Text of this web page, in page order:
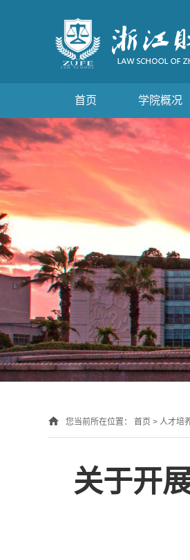
首页 学院概况
您当前所在位置： 首页 > 人才培
关于开